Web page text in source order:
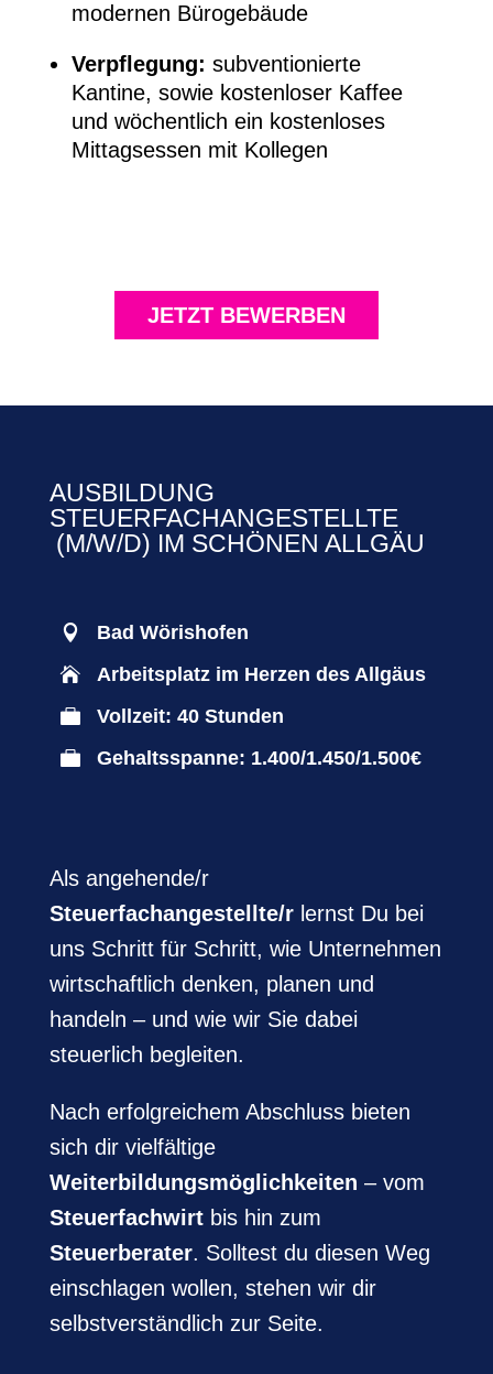
modernen Bürogebäude
Verpflegung: subventionierte
Kantine, sowie kostenloser Kaffee
und wöchentlich ein kostenloses
Mittagsessen mit Kollegen
JETZT BEWERBEN
AUSBILDUNG
STEUERFACHANGESTELLTE
(M/W/D) IM SCHÖNEN ALLGÄU
 Bad Wörishofen
 Arbeitsplatz im Herzen des Allgäus
 Vollzeit: 40 Stunden
 Gehaltsspanne: 1.400/1.450/1.500€
Als angehende/r
Steuerfachangestellte/rlernst Du bei
uns Schritt für Schritt, wie Unternehmen
wirtschaftlich denken, planen und
handeln – und wie wir Sie dabei
steuerlich begleiten.
Nach erfolgreichem Abschluss bieten
sich dir vielfältige
Weiterbildungsmöglichkeiten – vom
Steuerfachwirtbis hin zum
Steuerberater. Solltest du diesen Weg
einschlagen wollen, stehen wir dir
selbstverständlich zur Seite.